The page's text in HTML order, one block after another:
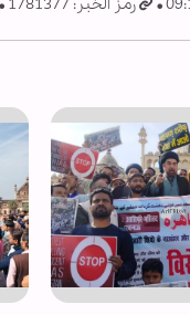
رمز الخبر: 1781377